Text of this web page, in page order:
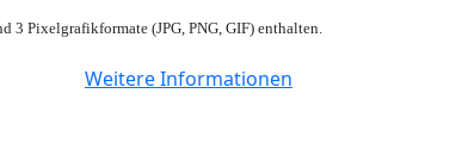
Weitere Informationen
3 Pixelgrafikformate (JPG, PNG, GIF) enthalten.